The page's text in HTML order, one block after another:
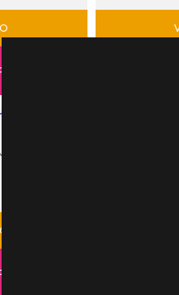
Acrilex